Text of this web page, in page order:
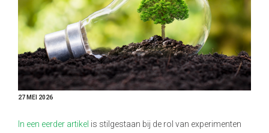
27 MEI 2026
In een eerder artikel is stilgestaan bij de rol van experimenten